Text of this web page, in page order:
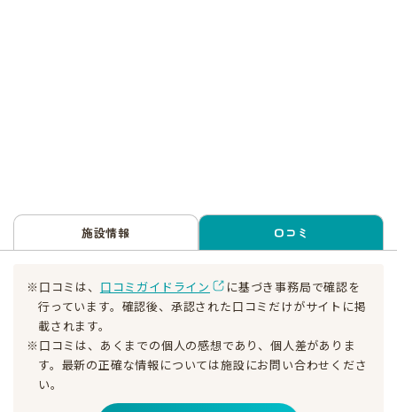
施設情報 口コミ
※口コミは、 口コミガイドライン
に基づき事務局で確認を
行っています。確認後、承認された口コミだけがサイトに掲
載されます。
※口コミは、あくまでの個人の感想であり、個人差がありま
す。最新の正確な情報については施設にお問い合わせくださ
い。